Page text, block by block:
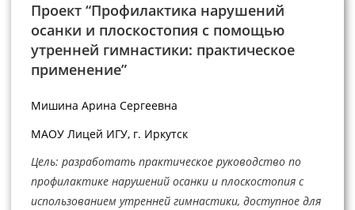
Проект “Профилактика нарушений
осанки и плоскостопия с помощью
утренней гимнастики: практическое
применение”
Мишина Арина Сергеевна
МАОУ Лицей ИГУ, г. Иркутск
Цель: разработать практическое руководство по
профилактике нарушений осанки и плоскостопия с
использованием утренней гимнастики, доступное для